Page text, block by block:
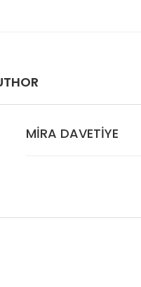
MIRA DAVETIYE